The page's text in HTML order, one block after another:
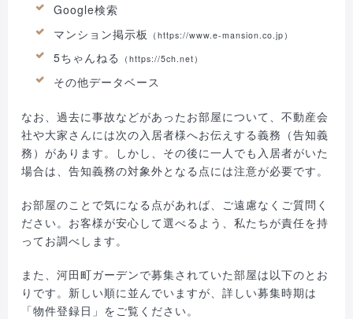
Google検索
マンション掲示板
（https://www.e-mansion.co.jp）
5ちゃんねる （https://5ch.net）
その他データベース
なお、過去に事故などがあったお部屋について、不動産会
社や大家さんには次の入居者様へお伝えする義務（告知義
務）があります。しかし、その後に一人でも入居者がいた
場合は、告知義務の対象外となる点には注意が必要です。
お部屋のことで気になる点があれば、ご遠慮なくご質問く
ださい。お客様が安心して選べるよう、私たちが責任を持
ってお調べします。
また、河田町ガーデンで募集されていた部屋は以下のとお
りです。新しい順に並んでいますが、詳しい募集時期は
「物件登録日」をご覧ください。